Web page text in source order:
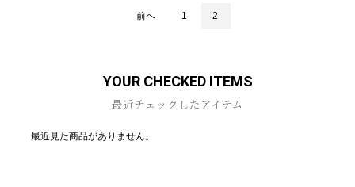
前へ 1 2
YOUR CHECKED ITEMS
最近チェックしたアイテム
最近見た商品がありません。